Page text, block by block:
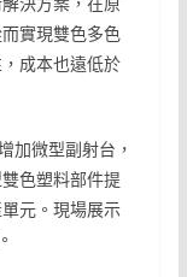
實現雙色多色
成本也遠低於
加微型副射台，
色塑料部件提
元。現場展示